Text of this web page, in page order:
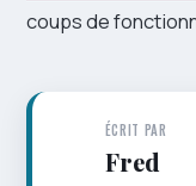
coups de
ÉCRIT PAR
Fred